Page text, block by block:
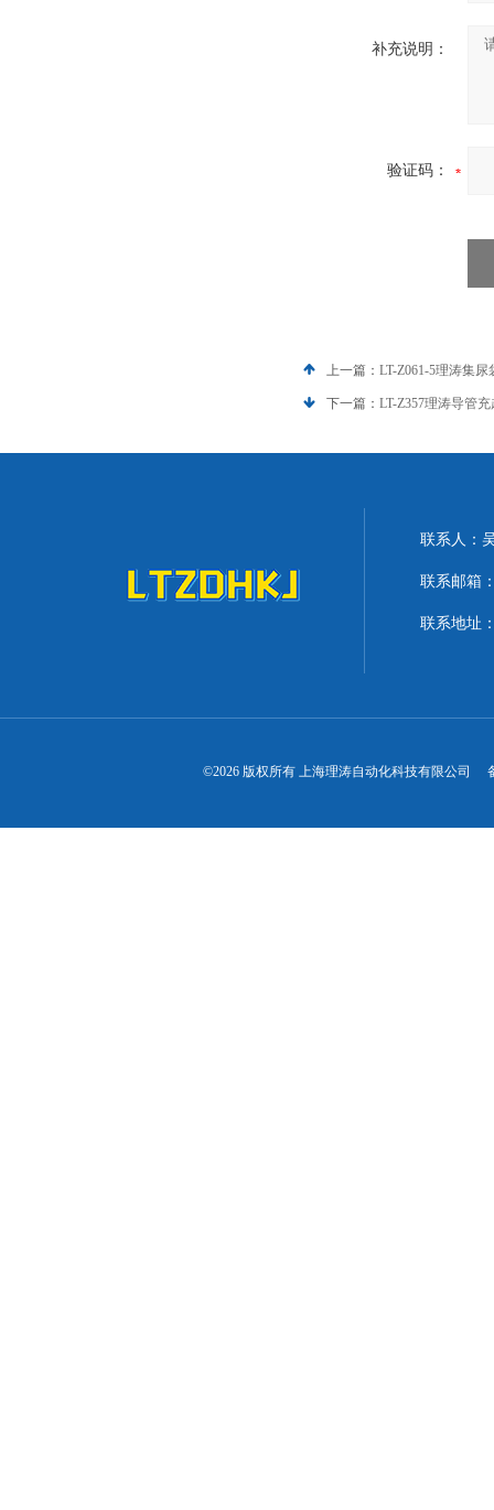
补充说明：
验证码：
上一篇： LT-Z061-5理涛集
下一篇： LT-Z357理涛导管
联系人：
联系邮箱
联系地址
©2026 版权所有 上海理涛自动化科技有限公司